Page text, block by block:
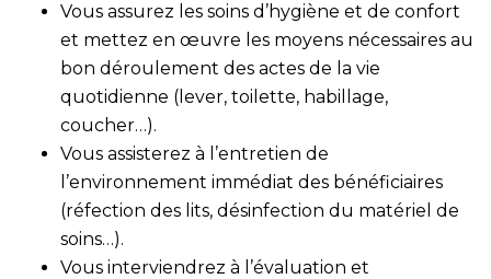
Vous assurez les soins d’hygiène et de confort
et mettez en œuvre les moyens nécessaires au
bon déroulement des actes de la vie
quotidienne (lever, toilette, habillage,
coucher…).
Vous assisterez à l’entretien de
l’environnement immédiat des bénéficiaires
(réfection des lits, désinfection du matériel de
soins…).
Vous interviendrez à l’évaluation et